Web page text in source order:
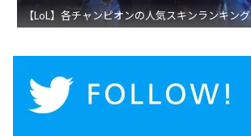
【LoL】各チャンピオンの人気スキンランキング